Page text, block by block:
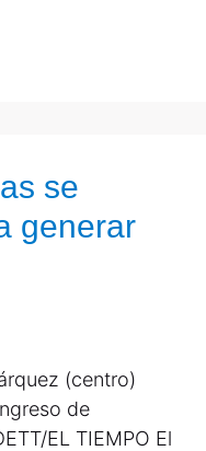
se
generar
(centro)
de
EL TIEMPO El